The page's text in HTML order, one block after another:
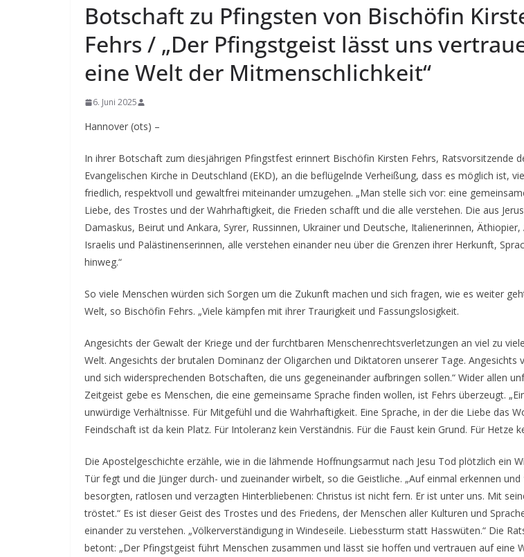
Botschaft zu Pfingsten von Bischöfin
Fehrs / „Der Pfingstgeist lässt uns
eine Welt der Mitmenschlichkeit“
6. Juni 2025
Hannover (ots) –
In ihrer Botschaft zum diesjährigen Pfingstfest erinnert Bischöfin Kirsten Fehrs, Ratsvorsitzende
Evangelischen Kirche in Deutschland (EKD), an die beflügelnde Verheißung, dass es möglich ist,
friedlich, respektvoll und gewaltfrei miteinander umzugehen. „Man stelle sich vor: eine
Liebe, des Trostes und der Wahrhaftigkeit, die Frieden schafft und die alle verstehen. Die aus
Damaskus, Beirut und Ankara, Syrer, Russinnen, Ukrainer und Deutsche, Italienerinnen, Äthiopier,
Israelis und Palästinenserinnen, alle verstehen einander neu über die Grenzen ihrer Herkunft,
hinweg.“
So viele Menschen würden sich Sorgen um die Zukunft machen und sich fragen, wie es weiter
Welt, so Bischöfin Fehrs. „Viele kämpfen mit ihrer Traurigkeit und Fassungslosigkeit.
Angesichts der Gewalt der Kriege und der furchtbaren Menschenrechtsverletzungen an viel zu
Welt. Angesichts der brutalen Dominanz der Oligarchen und Diktatoren unserer Tage. Angesichts
und sich widersprechenden Botschaften, die uns gegeneinander aufbringen sollen.“ Wider allen
Zeitgeist gebe es Menschen, die eine gemeinsame Sprache finden wollen, ist Fehrs überzeugt.
unwürdige Verhältnisse. Für Mitgefühl und die Wahrhaftigkeit. Eine Sprache, in der die Liebe das
Feindschaft ist da kein Platz. Für Intoleranz kein Verständnis. Für die Faust kein Grund. Für Hetze
Die Apostelgeschichte erzähle, wie in die lähmende Hoffnungsarmut nach Jesu Tod plötzlich ein
Tür fegt und die Jünger durch- und zueinander wirbelt, so die Geistliche. „Auf einmal erkennen und
besorgten, ratlosen und verzagten Hinterbliebenen: Christus ist nicht fern. Er ist unter uns. Mit
tröstet.“ Es ist dieser Geist des Trostes und des Friedens, der Menschen aller Kulturen und
einander zu verstehen. „Völkerverständigung in Windeseile. Liebessturm statt Hasswüten.“ Die
betont: „Der Pfingstgeist führt Menschen zusammen und lässt sie hoffen und vertrauen auf eine